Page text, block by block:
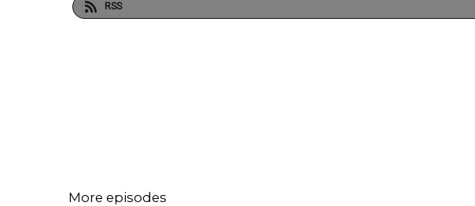
RSS
More episodes